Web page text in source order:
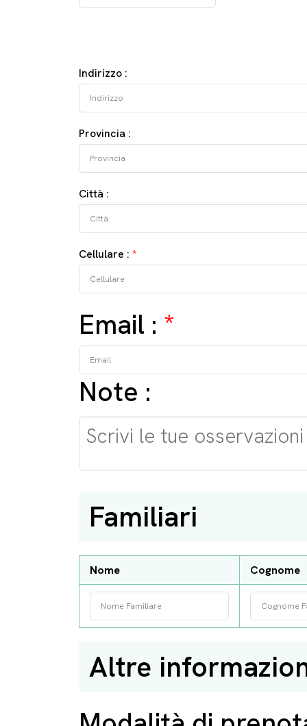
Indirizzo :
Provincia :
Città :
Cellulare : *
Email : *
Note :
Familiari
Nome Cognome
Altre